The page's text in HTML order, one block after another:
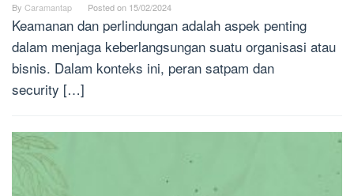
By Caramantap Posted on 15/02/2024
Keamanan dan perlindungan adalah aspek penting
dalam menjaga keberlangsungan suatu organisasi atau
bisnis. Dalam konteks ini, peran satpam dan
security […]